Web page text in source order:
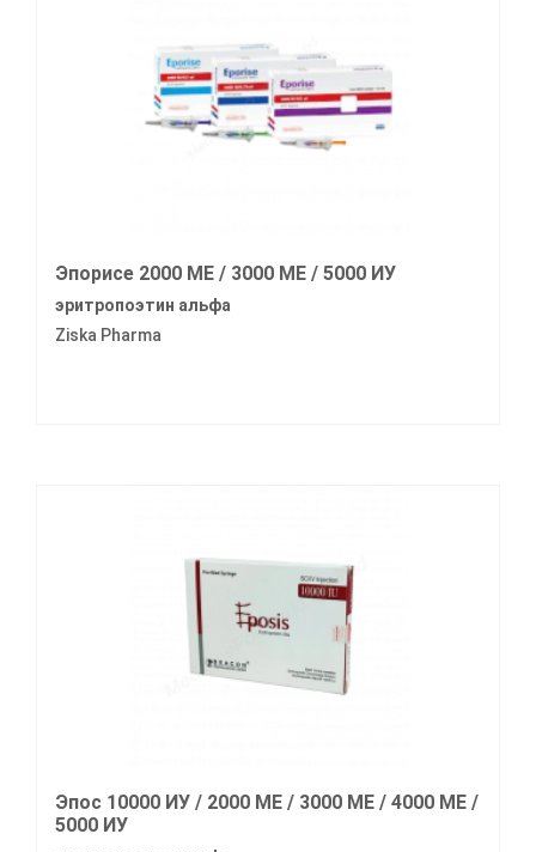
Эпорисе 2000 МЕ / 3000 МЕ / 5000 ИУ
эритропоэтин альфа
Ziska Pharma
Эпос 10000 ИУ / 2000 МЕ / 3000 МЕ / 4000 МЕ /
5000 ИУ